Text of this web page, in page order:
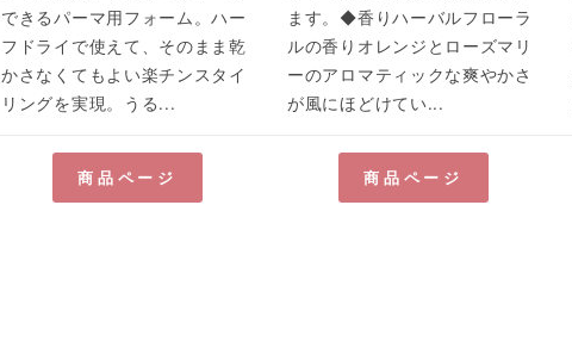
できるパーマ用フォーム。ハー
フドライで使えて、そのまま乾
かさなくてもよい楽チンスタイ
リングを実現。うる...
ます。◆香りハーバルフローラ
ルの香りオレンジとローズマリ
ーのアロマティックな爽やかさ
が風にほどけてい...
商品ページ 商品ページ